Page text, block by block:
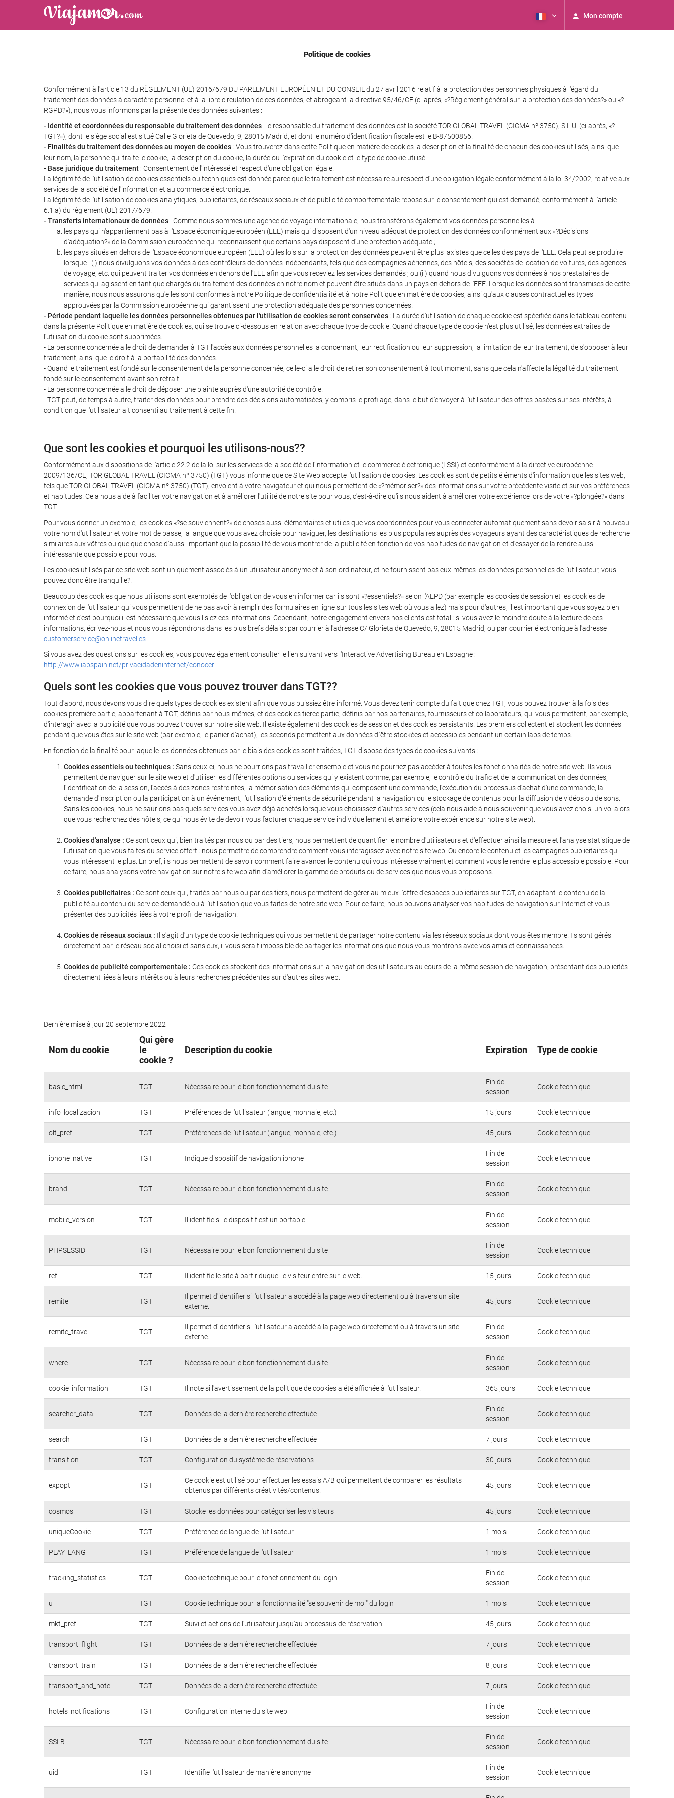
Mon compte
Politique de cookies
Conformément à l'article 13 du RÈGLEMENT (UE) 2016/679 DU PARLEMENT EUROPÉEN ET DU CONSEIL du 27 avril 2016 relatif à la protection des personnes physiques à l'égard du
traitement des données à caractère personnel et à la libre circulation de ces données, et abrogeant la directive 95/46/CE (ci-après, «?Règlement général sur la protection des données?» ou «?
RGPD?»), nous vous informons par la présente des données suivantes :
- Identité et coordonnées du responsable du traitement des données : le responsable du traitement des données est la société TOR GLOBAL TRAVEL (CICMA nº 3750), S.L.U. (ci-après, «?
TGT?»), dont le siège social est situé Calle Glorieta de Quevedo, 9, 28015 Madrid, et dont le numéro d'identification fiscale est le B-87500856.
- Finalités du traitement des données au moyen de cookies : Vous trouverez dans cette Politique en matière de cookies la description et la finalité de chacun des cookies utilisés, ainsi que
leur nom, la personne qui traite le cookie, la description du cookie, la durée ou l'expiration du cookie et le type de cookie utilisé.
- Base juridique du traitement : Consentement de l'intéressé et respect d'une obligation légale.
La légitimité de l'utilisation de cookies essentiels ou techniques est donnée parce que le traitement est nécessaire au respect d'une obligation légale conformément à la loi 34/2002, relative aux
services de la société de l'information et au commerce électronique.
La légitimité de l'utilisation de cookies analytiques, publicitaires, de réseaux sociaux et de publicité comportementale repose sur le consentement qui est demandé, conformément à l'article
6.1.a) du règlement (UE) 2017/679.
- Transferts internationaux de données : Comme nous sommes une agence de voyage internationale, nous transférons également vos données personnelles à :
les pays qui n'appartiennent pas à l'Espace économique européen (EEE) mais qui disposent d'un niveau adéquat de protection des données conformément aux «?Décisions
d'adéquation?» de la Commission européenne qui reconnaissent que certains pays disposent d'une protection adéquate ;
les pays situés en dehors de l'Espace économique européen (EEE) où les lois sur la protection des données peuvent être plus laxistes que celles des pays de l'EEE. Cela peut se produire
lorsque : (i) nous divulguons vos données à des contrôleurs de données indépendants, tels que des compagnies aériennes, des hôtels, des sociétés de location de voitures, des agences
de voyage, etc. qui peuvent traiter vos données en dehors de l'EEE afin que vous receviez les services demandés ; ou (ii) quand nous divulguons vos données à nos prestataires de
services qui agissent en tant que chargés du traitement des données en notre nom et peuvent être situés dans un pays en dehors de l'EEE. Lorsque les données sont transmises de cette
manière, nous nous assurons qu'elles sont conformes à notre Politique de confidentialité et à notre Politique en matière de cookies, ainsi qu'aux clauses contractuelles types
approuvées par la Commission européenne qui garantissent une protection adéquate des personnes concernées.
- Période pendant laquelle les données personnelles obtenues par l'utilisation de cookies seront conservées : La durée d'utilisation de chaque cookie est spécifiée dans le tableau contenu
dans la présente Politique en matière de cookies, qui se trouve ci-dessous en relation avec chaque type de cookie. Quand chaque type de cookie n'est plus utilisé, les données extraites de
l'utilisation du cookie sont supprimées.
- La personne concernée a le droit de demander à TGT l'accès aux données personnelles la concernant, leur rectification ou leur suppression, la limitation de leur traitement, de s'opposer à leur
traitement, ainsi que le droit à la portabilité des données.
- Quand le traitement est fondé sur le consentement de la personne concernée, celle-ci a le droit de retirer son consentement à tout moment, sans que cela n'affecte la légalité du traitement
fondé sur le consentement avant son retrait.
- La personne concernée a le droit de déposer une plainte auprès d'une autorité de contrôle.
- TGT peut, de temps à autre, traiter des données pour prendre des décisions automatisées, y compris le profilage, dans le but d'envoyer à l'utilisateur des offres basées sur ses intérêts, à
condition que l'utilisateur ait consenti au traitement à cette fin.
Que sont les cookies et pourquoi les utilisons-nous??
Conformément aux dispositions de l'article 22.2 de la loi sur les services de la société de l'information et le commerce électronique (LSSI) et conformément à la directive européenne
2009/136/CE, TOR GLOBAL TRAVEL (CICMA nº 3750) (TGT) vous informe que ce Site Web accepte l'utilisation de cookies. Les cookies sont de petits éléments d'information que les sites web,
tels que TOR GLOBAL TRAVEL (CICMA nº 3750) (TGT), envoient à votre navigateur et qui nous permettent de «?mémoriser?» des informations sur votre précédente visite et sur vos préférences
et habitudes. Cela nous aide à faciliter votre navigation et à améliorer l'utilité de notre site pour vous, c'est-à-dire qu'ils nous aident à améliorer votre expérience lors de votre «?plongée?» dans
TGT.
Pour vous donner un exemple, les cookies «?se souviennent?» de choses aussi élémentaires et utiles que vos coordonnées pour vous connecter automatiquement sans devoir saisir à nouveau
votre nom d'utilisateur et votre mot de passe, la langue que vous avez choisie pour naviguer, les destinations les plus populaires auprès des voyageurs ayant des caractéristiques de recherche
similaires aux vôtres ou quelque chose d'aussi important que la possibilité de vous montrer de la publicité en fonction de vos habitudes de navigation et d'essayer de la rendre aussi
intéressante que possible pour vous.
Les cookies utilisés par ce site web sont uniquement associés à un utilisateur anonyme et à son ordinateur, et ne fournissent pas eux-mêmes les données personnelles de l'utilisateur, vous
pouvez donc être tranquille?!
Beaucoup des cookies que nous utilisons sont exemptés de l'obligation de vous en informer car ils sont «?essentiels?» selon l'AEPD (par exemple les cookies de session et les cookies de
connexion de l'utilisateur qui vous permettent de ne pas avoir à remplir des formulaires en ligne sur tous les sites web où vous allez) mais pour d'autres, il est important que vous soyez bien
informé et c'est pourquoi il est nécessaire que vous lisiez ces informations. Cependant, notre engagement envers nos clients est total : si vous avez le moindre doute à la lecture de ces
informations, écrivez-nous et nous vous répondrons dans les plus brefs délais : par courrier à l'adresse C/ Glorieta de Quevedo, 9, 28015 Madrid, ou par courrier électronique à l'adresse
customerservice@onlinetravel.es
Si vous avez des questions sur les cookies, vous pouvez également consulter le lien suivant vers l'Interactive Advertising Bureau en Espagne :
http://www.iabspain.net/privacidadeninternet/conocer
Quels sont les cookies que vous pouvez trouver dans TGT??
Tout d'abord, nous devons vous dire quels types de cookies existent afin que vous puissiez être informé. Vous devez tenir compte du fait que chez TGT, vous pouvez trouver à la fois des
cookies première partie, appartenant à TGT, définis par nous-mêmes, et des cookies tierce partie, définis par nos partenaires, fournisseurs et collaborateurs, qui vous permettent, par exemple,
d'interagir avec la publicité que vous pouvez trouver sur notre site web. Il existe également des cookies de session et des cookies persistants. Les premiers collectent et stockent les données
pendant que vous êtes sur le site web (par exemple, le panier d'achat), les seconds permettent aux données d"être stockées et accessibles pendant un certain laps de temps.
En fonction de la finalité pour laquelle les données obtenues par le biais des cookies sont traitées, TGT dispose des types de cookies suivants :
Cookies essentiels ou techniques : Sans ceux-ci, nous ne pourrions pas travailler ensemble et vous ne pourriez pas accéder à toutes les fonctionnalités de notre site web. Ils vous
permettent de naviguer sur le site web et d'utiliser les différentes options ou services qui y existent comme, par exemple, le contrôle du trafic et de la communication des données,
l'identification de la session, l'accès à des zones restreintes, la mémorisation des éléments qui composent une commande, l'exécution du processus d'achat d'une commande, la
demande d'inscription ou la participation à un événement, l'utilisation d'éléments de sécurité pendant la navigation ou le stockage de contenus pour la diffusion de vidéos ou de sons.
Sans les cookies, nous ne saurions pas quels services vous avez déjà achetés lorsque vous choisissez d'autres services (cela nous aide à nous souvenir que vous avez choisi un vol alors
que vous recherchez des hôtels, ce qui nous évite de devoir vous facturer chaque service individuellement et améliore votre expérience sur notre site web).
Cookies d'analyse : Ce sont ceux qui, bien traités par nous ou par des tiers, nous permettent de quantifier le nombre d'utilisateurs et d'effectuer ainsi la mesure et l'analyse statistique de
l'utilisation que vous faites du service offert : nous permettre de comprendre comment vous interagissez avec notre site web. Ou encore le contenu et les campagnes publicitaires qui
vous intéressent le plus. En bref, ils nous permettent de savoir comment faire avancer le contenu qui vous intéresse vraiment et comment vous le rendre le plus accessible possible. Pour
ce faire, nous analysons votre navigation sur notre site web afin d'améliorer la gamme de produits ou de services que nous vous proposons.
Cookies publicitaires : Ce sont ceux qui, traités par nous ou par des tiers, nous permettent de gérer au mieux l'offre d'espaces publicitaires sur TGT, en adaptant le contenu de la
publicité au contenu du service demandé ou à l'utilisation que vous faites de notre site web. Pour ce faire, nous pouvons analyser vos habitudes de navigation sur Internet et vous
présenter des publicités liées à votre profil de navigation.
Cookies de réseaux sociaux : Il s'agit d'un type de cookie techniques qui vous permettent de partager notre contenu via les réseaux sociaux dont vous êtes membre. Ils sont gérés
directement par le réseau social choisi et sans eux, il vous serait impossible de partager les informations que nous vous montrons avec vos amis et connaissances.
Cookies de publicité comportementale : Ces cookies stockent des informations sur la navigation des utilisateurs au cours de la même session de navigation, présentant des publicités
directement liées à leurs intérêts ou à leurs recherches précédentes sur d'autres sites web.
Dernière mise à jour 20 septembre 2022
Nom du cookie
Qui gère
le
cookie ?
Description du cookie Expiration Type de cookie
basic_html TGT Nécessaire pour le bon fonctionnement du site
Fin de
session
Cookie technique
info_localizacion TGT Préférences de l'utilisateur (langue, monnaie, etc.) 15 jours Cookie technique
olt_pref TGT Préférences de l'utilisateur (langue, monnaie, etc.) 45 jours Cookie technique
iphone_native TGT Indique dispositif de navigation iphone
Fin de
session
Cookie technique
brand TGT Nécessaire pour le bon fonctionnement du site
Fin de
session
Cookie technique
mobile_version TGT Il identifie si le dispositif est un portable
Fin de
session
Cookie technique
PHPSESSID TGT Nécessaire pour le bon fonctionnement du site
Fin de
session
Cookie technique
ref TGT Il identifie le site à partir duquel le visiteur entre sur le web. 15 jours Cookie technique
remite TGT
Il permet d'identifier si l'utilisateur a accédé à la page web directement ou à travers un site
externe.
45 jours Cookie technique
remite_travel TGT
Il permet d'identifier si l'utilisateur a accédé à la page web directement ou à travers un site
externe.
Fin de
session
Cookie technique
where TGT Nécessaire pour le bon fonctionnement du site
Fin de
session
Cookie technique
cookie_information TGT Il note si l'avertissement de la politique de cookies a été affichée à l'utilisateur. 365 jours Cookie technique
searcher_data TGT Données de la dernière recherche effectuée
Fin de
session
Cookie technique
search TGT Données de la dernière recherche effectuée 7 jours Cookie technique
transition TGT Configuration du système de réservations 30 jours Cookie technique
expopt TGT
Ce cookie est utilisé pour effectuer les essais A/B qui permettent de comparer les résultats
obtenus par différents créativités/contenus.
45 jours Cookie technique
cosmos TGT Stocke les données pour catégoriser les visiteurs 45 jours Cookie technique
uniqueCookie TGT Préférence de langue de l'utilisateur 1 mois Cookie technique
PLAY_LANG TGT Préférence de langue de l'utilisateur 1 mois Cookie technique
tracking_statistics TGT Cookie technique pour le fonctionnement du login
Fin de
session
Cookie technique
u TGT Cookie technique pour la fonctionnalité "se souvenir de moi" du login 1 mois Cookie technique
mkt_pref TGT Suivi et actions de l'utilisateur jusqu'au processus de réservation. 45 jours Cookie technique
transport_flight TGT Données de la dernière recherche effectuée 7 jours Cookie technique
transport_train TGT Données de la dernière recherche effectuée 8 jours Cookie technique
transport_and_hotel TGT Données de la dernière recherche effectuée 7 jours Cookie technique
hotels_notifications TGT Configuration interne du site web
Fin de
session
Cookie technique
SSLB TGT Nécessaire pour le bon fonctionnement du site
Fin de
session
Cookie technique
uid TGT Identifie l'utilisateur de manière anonyme
Fin de
session
Cookie technique